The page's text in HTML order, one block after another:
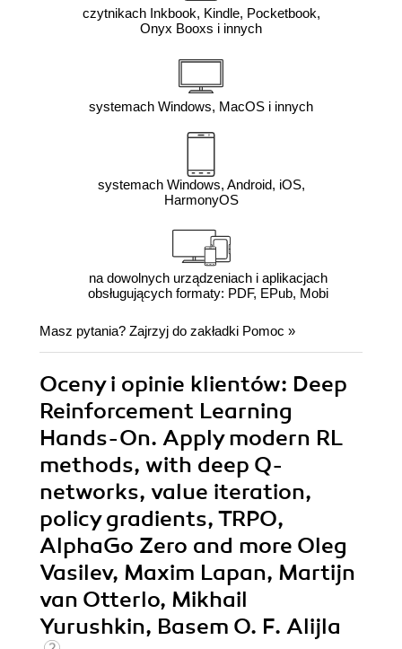
czytnikach Inkbook, Kindle, Pocketbook,
Onyx Booxs i innych
systemach Windows, MacOS i innych
systemach Windows, Android, iOS,
HarmonyOS
na dowolnych urządzeniach i aplikacjach
obsługujących formaty: PDF, EPub, Mobi
Masz pytania? Zajrzyj do zakładki Pomoc »
Oceny i opinie klientów: Deep
Reinforcement Learning
Hands-On. Apply modern RL
methods, with deep Q-
networks, value iteration,
policy gradients, TRPO,
AlphaGo Zero and more Oleg
Vasilev, Maxim Lapan, Martijn
van Otterlo, Mikhail
Yurushkin, Basem O. F. Alijla